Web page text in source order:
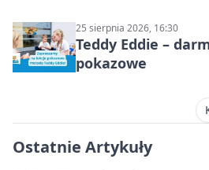
miasta
25 sierpnia 2026, 16:30
Teddy Eddie –
pokazowe
Ostatnie Artykuły